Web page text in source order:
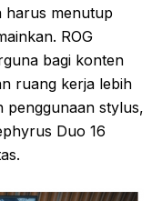
harus menutup
ROG
bagi konten
ruang kerja lebih
penggunaan stylus,
Duo 16